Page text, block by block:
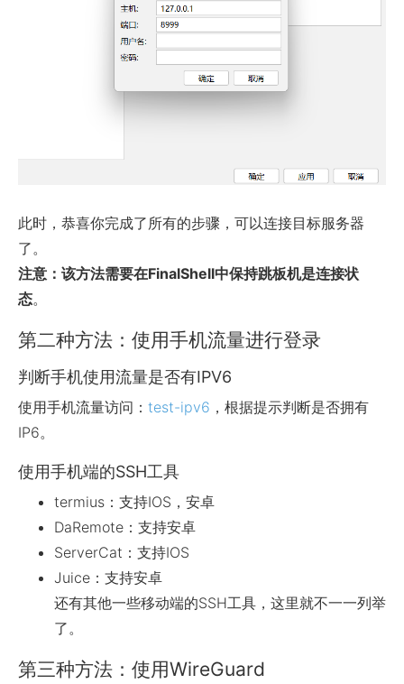
此时，恭喜你完成了所有的步骤，可以连接目标服务器
了。
注意：该方法需要在FinalShell中保持跳板机是连接状
态。
第二种方法：使用手机流量进行登录
判断手机使用流量是否有IPV6
使用手机流量访问： test-ipv6 ，根据提示判断是否拥有
IP6。
使用手机端的SSH工具
termius：支持IOS，安卓
DaRemote：支持安卓
ServerCat：支持IOS
Juice：支持安卓
还有其他一些移动端的SSH工具，这里就不一一列举
了。
第三种方法：使用WireGuard